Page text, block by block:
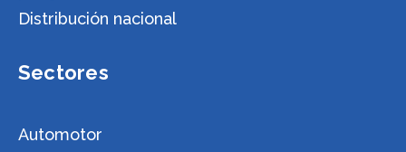
Distribución nacional
Sectores
Automotor